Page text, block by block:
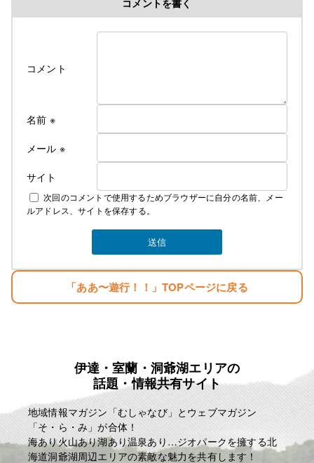
修行時代＞高校を卒業後千葉県の大友美容室で１０
て修業
２００７年１２月１０日
麗人Love Earthに名前を変える。
そして新しい基地を構える。
みなさんのご指示で立派な基地がオープンしまし
生まれただけでぼろ儲け・・。
目標
麗人ＨＰ
http://reijin.website/
コメントを書く
コメント
名前 ※
メール ※
サイト
次回のコメントで使用するためブラウザーに自分の名前、メー
ルアドレス、サイトを保存する。
「ああ〜遊行！！」TOPページに戻る
伊達・室蘭・洞爺湖エリアの
話題・情報共有サイト
地域情報マガジン「むしゃなび」とウェブマガジン
「そ・ら・み」が合体！
海あり火山あり湖あり温泉あり…ジオパークを擁する北
海道洞爺湖周辺エリアの素敵な魅力を共有します！